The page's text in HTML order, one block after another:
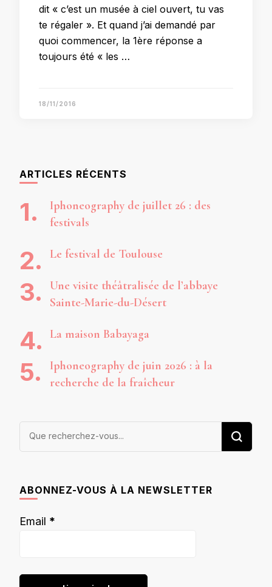
dit « c’est un musée à ciel ouvert, tu vas
te régaler ». Et quand j’ai demandé par
quoi commencer, la 1ère réponse a
toujours été « les …
18/11/2016
ARTICLES RÉCENTS
Iphoneography de juillet 26 : des
festivals
Le festival de Toulouse
Une visite théâtralisée de l’abbaye
Sainte-Marie-du-Désert
La maison Babayaga
Iphoneography de juin 2026 : à la
recherche de la fraîcheur
Vous
ABONNEZ-VOUS À LA NEWSLETTER
Email *